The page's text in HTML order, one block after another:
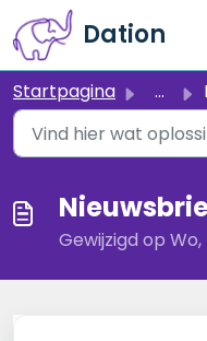
Doorgaan naar
Dation
Startpagina ...
Gewijzigd op